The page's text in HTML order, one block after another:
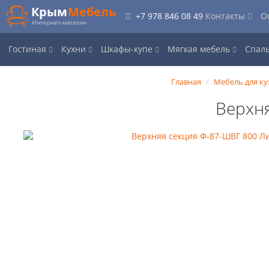
КрымМебель
Интернет-магазин
+7 978 846 08 49 Контакты
Гостиная Кухни Шкафы-купе Мягкая мебель
Главная Мебель для